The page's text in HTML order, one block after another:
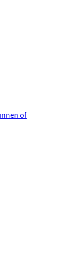
of